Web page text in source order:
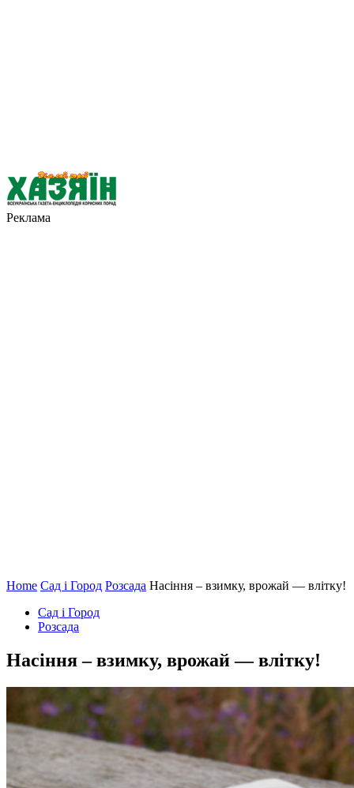
Реклама
Home Сад і Город Розсада Насіння – взимку, врожай — влітку!
Сад і Город
Розсада
Насіння – взимку, врожай — влітку!